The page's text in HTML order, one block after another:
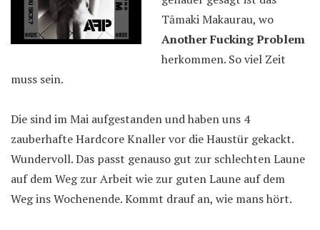
Tāmaki Makaurau, wo
Another Fucking Problem
herkommen. So viel Zeit
muss sein.
Die sind im Mai aufgestanden und haben uns 4
zauberhafte Hardcore Knaller vor die Haustür gekackt.
Wundervoll. Das passt genauso gut zur schlechten Laune
auf dem Weg zur Arbeit wie zur guten Laune auf dem
Weg ins Wochenende. Kommt drauf an, wie mans hört.